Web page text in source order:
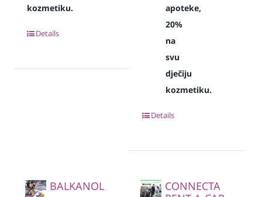
kozmetiku.
Details
apoteke,
20%
na
svu
dječiju
kozmetiku.
Details
BALKANOL
CONNECTA